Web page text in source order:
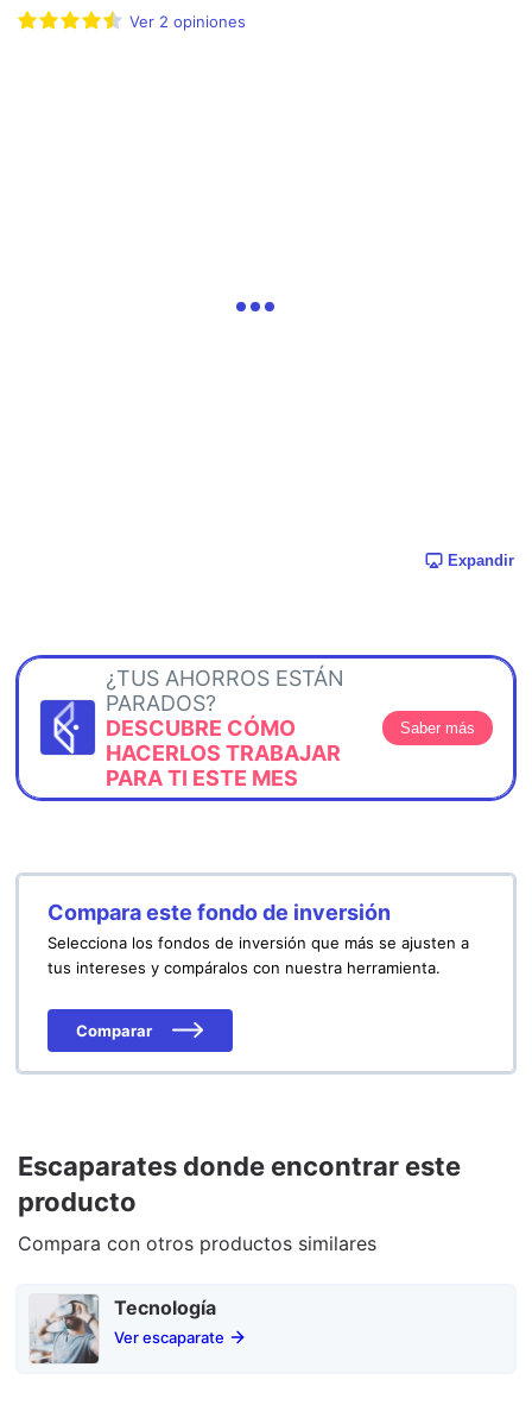
Ver 2 opiniones
Expandir
¿TUS AHORROS ESTÁN
PARADOS?
DESCUBRE CÓMO
HACERLOS TRABAJAR
PARA TI ESTE MES
Saber más
Compara este fondo de inversión
Selecciona los fondos de inversión que más se ajusten a
tus intereses y compáralos con nuestra herramienta.
Comparar
Escaparates donde encontrar este
producto
Compara con otros productos similares
Tecnología
Ver escaparate